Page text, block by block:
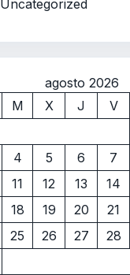
Uncategorized
agosto 2026
M X J V
4 5 6 7
11 12 13 14
18 19 20 21
25 26 27 28